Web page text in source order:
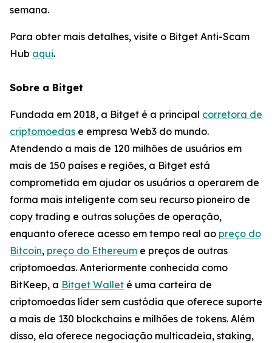
semana.
Para obter mais detalhes, visite o Bitget Anti-Scam
Hub aqui.
Sobre a Bitget
Fundada em 2018, a Bitget é a principal corretora de
criptomoedas e empresa Web3 do mundo.
Atendendo a mais de 120 milhões de usuários em
mais de 150 países e regiões, a Bitget está
comprometida em ajudar os usuários a operarem de
forma mais inteligente com seu recurso pioneiro de
copy trading e outras soluções de operação,
enquanto oferece acesso em tempo real ao preço do
Bitcoin, preço do Ethereum e preços de outras
criptomoedas. Anteriormente conhecida como
BitKeep, a Bitget Wallet é uma carteira de
criptomoedas líder sem custódia que oferece suporte
a mais de 130 blockchains e milhões de tokens. Além
disso, ela oferece negociação multicadeia, staking,